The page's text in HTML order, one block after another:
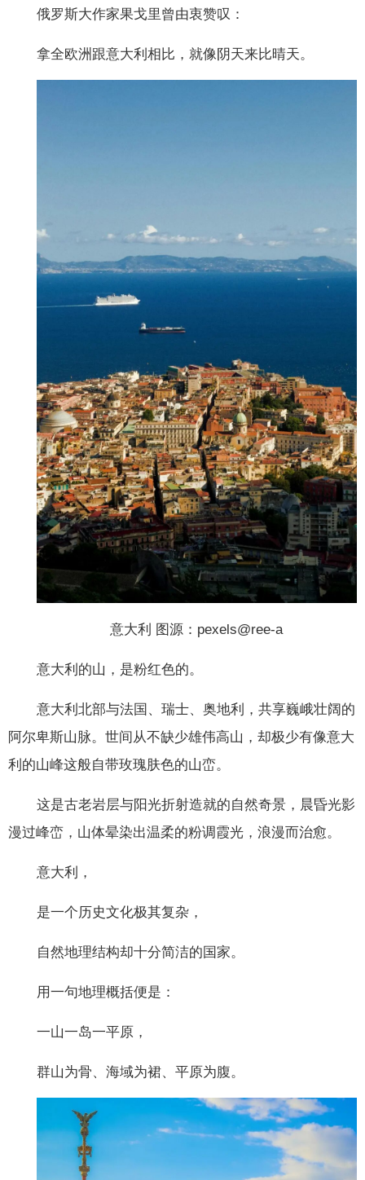
俄罗斯大作家果戈里曾由衷赞叹：
拿全欧洲跟意大利相比，就像阴天来比晴天。
意大利 图源：pexels@ree-a
意大利的山，是粉红色的。
意大利北部与法国、瑞士、奥地利，共享巍峨壮阔的
阿尔卑斯山脉。世间从不缺少雄伟高山，却极少有像意大
利的山峰这般自带玫瑰肤色的山峦。
这是古老岩层与阳光折射造就的自然奇景，晨昏光影
漫过峰峦，山体晕染出温柔的粉调霞光，浪漫而治愈。
意大利，
是一个历史文化极其复杂，
自然地理结构却十分简洁的国家。
用一句地理概括便是：
一山一岛一平原，
群山为骨、海域为裙、平原为腹。